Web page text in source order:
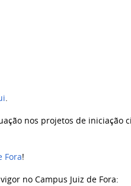
.
nos projetos de iniciação
Fora!
no Campus Juiz de Fora: